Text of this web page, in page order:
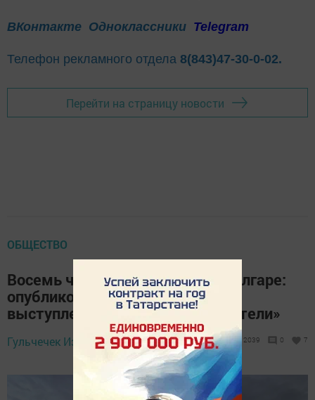
ВКонтакте Одноклассники Telegram
Телефон рекламного отдела 8(843)47-30-0-02.
Перейти на страницу новости
ОБЩЕСТВО
Восемь часов живого звука в Болгаре:
опубликован подробный график
выступлений фестиваля «Хранители»
Гульчечек Измайлова, 26 июня 2026 -
10:07
2039 0 7